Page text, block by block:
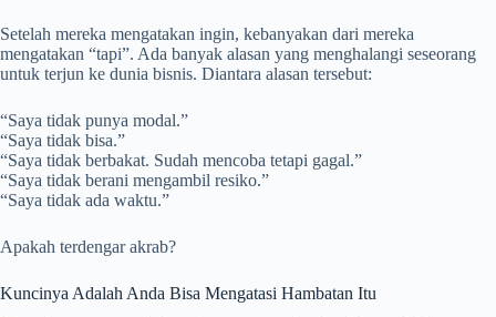
Setelah mereka mengatakan ingin, kebanyakan dari mereka
mengatakan “tapi”. Ada banyak alasan yang menghalangi seseorang
untuk terjun ke dunia bisnis. Diantara alasan tersebut:
“Saya tidak punya modal.”
“Saya tidak bisa.”
“Saya tidak berbakat. Sudah mencoba tetapi gagal.”
“Saya tidak berani mengambil resiko.”
“Saya tidak ada waktu.”
Apakah terdengar akrab?
Kuncinya Adalah Anda Bisa Mengatasi Hambatan Itu